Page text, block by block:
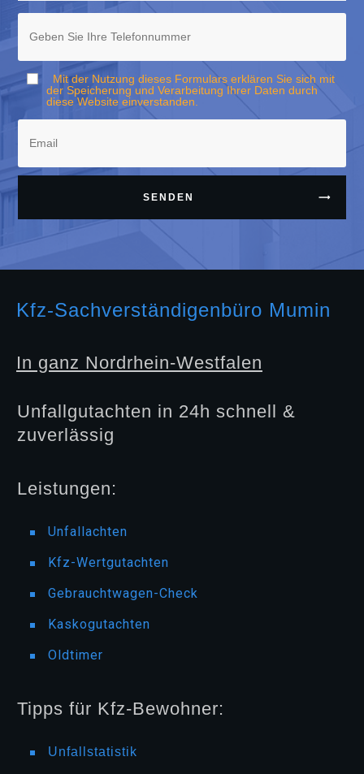
Mit der Nutzung dieses Formulars erklären Sie sich mit
der Speicherung und Verarbeitung Ihrer Daten durch
diese Website einverstanden.
SENDEN
Kfz-Sachverständigenbüro Mumin
In ganz Nordrhein-Westfalen
Unfallgutachten in 24h schnell &
zuverlässig
Leistungen:
Unfallachten
Kfz-Wertgutachten
Gebrauchtwagen-Check
Kaskogutachten
Oldtimer
Tipps für Kfz-Bewohner:
Unfallstatistik